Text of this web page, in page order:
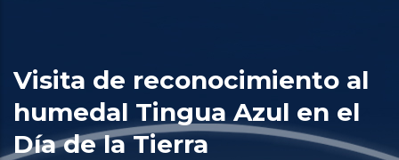
Visita de reconocimiento al
humedal Tingua Azul en el
Día de la Tierra